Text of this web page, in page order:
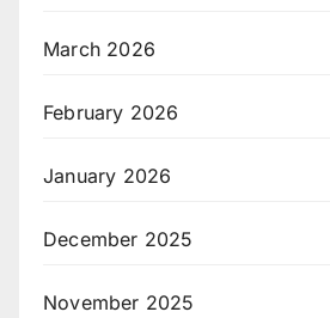
March 2026
February 2026
January 2026
December 2025
November 2025